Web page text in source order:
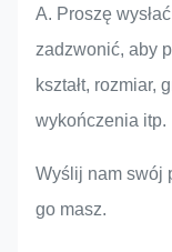
A. Proszę
zadzwonić, aby
kształt, rozmiar,
wykończenia itp.
Wyślij nam swój
go masz.